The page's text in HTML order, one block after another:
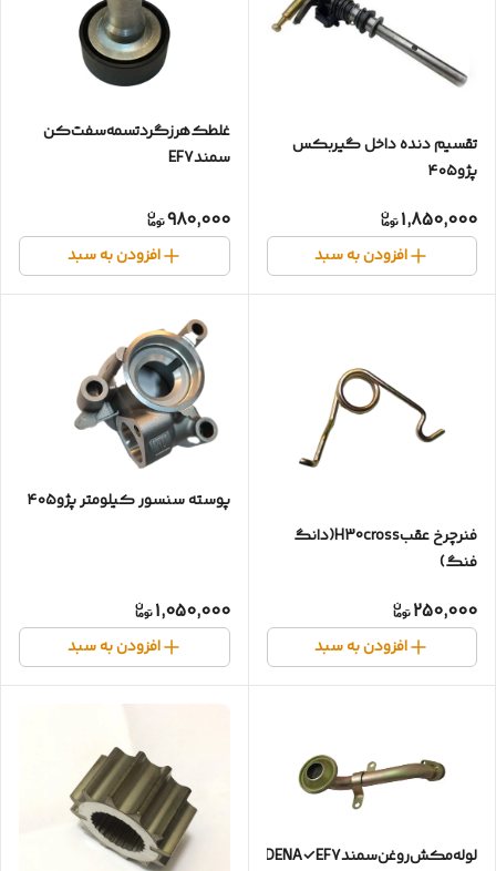
تقسیم دنده داخل گیربکس
پژو۴۰۵
1,850,000
افزودن به سبد
غلطک‌هرزگرد‌تسمه‌سفت‌کن‌
سمندEF7
980,000
افزودن به سبد
فنر‌چرخ عقب‌H30cross(دانگ
فنگ)
250,000
افزودن به سبد
پوسته سنسور کیلومتر پژو۴۰۵
1,050,000
افزودن به سبد
لوله‌مکش‌روغن‌سمندDENA✓EF7✓بااورینگ